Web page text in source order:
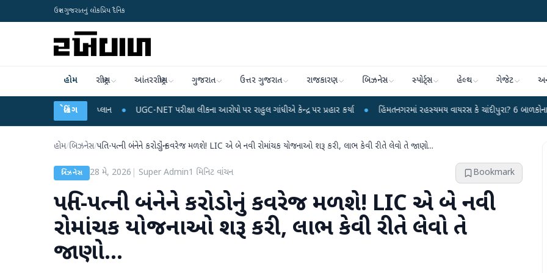
ઉત્તર ગુજરાતનું લોકપ્રિય દૈનિક
હોમ રાષ્ટ્રીય આંતરરાષ્ટ્રીય ગુજરાત ઉત્તર ગુજરાત રાજકારણ બિઝનેસ સ્પોર્ટ્સ હેલ્થ ગેજેટ
બ્રેકિંગ
● UGC-NET પરીક્ષા લીકના આરોપો પર રાહુલ ગાંધીએ કેન્દ્ર પર પ્રહાર કર્યા ● હિંમતનગરમાં રહસ્યમય વાયરસ કે ચાંદીપુરા? 6 બાળકોના મોતથી ફફડાટ
હોમ/બિઝનેસ/પતિ-પત્ની બંનેને કરોડોનું કવરેજ મળશે! LIC એ બે નવી રોમાંચક યોજનાઓ શરૂ કરી, લાભ કેવી રીતે લેવો તે જાણો...
બિઝનેસ 28 મે, 2026 Super Admin1 મિનિટ વાંચન Bookmark
પતિ-પત્ની બંનેને કરોડોનું કવરેજ મળશે! LIC એ બે નવી
રોમાંચક યોજનાઓ શરૂ કરી, લાભ કેવી રીતે લેવો તે
જાણો...